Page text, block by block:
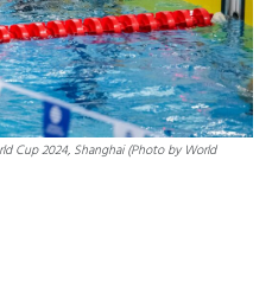
Cup 2024, Shanghai (Photo by World